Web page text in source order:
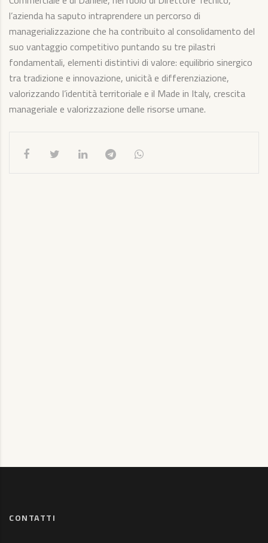
l’azienda ha saputo intraprendere un percorso di
managerializzazione che ha contribuito al consolidamento del
suo vantaggio competitivo puntando su tre pilastri
fondamentali, elementi distintivi di valore: equilibrio sinergico
tra tradizione e innovazione, unicità e differenziazione,
valorizzando l’identità territoriale e il Made in Italy, crescita
manageriale e valorizzazione delle risorse umane.
CONTATTI